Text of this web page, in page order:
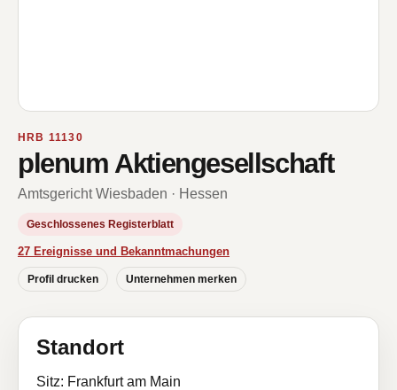
HRB 11130
plenum Aktiengesellschaft
Amtsgericht Wiesbaden · Hessen
Geschlossenes Registerblatt
27 Ereignisse und Bekanntmachungen
Profil drucken Unternehmen merken
Standort
Sitz: Frankfurt am Main